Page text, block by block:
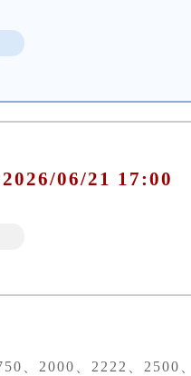
06/21 17:00
、2000、2222、2500